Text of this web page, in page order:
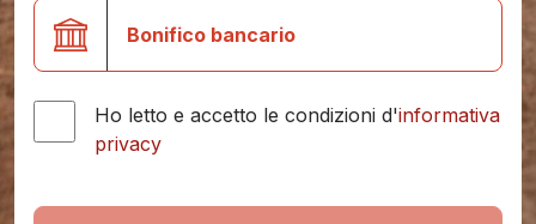
Bonifico bancario
Ho letto e accetto le condizioni d'informativa
privacy